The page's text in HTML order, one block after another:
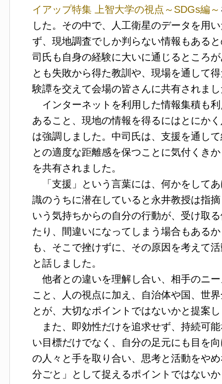
イアップ特集 上智大学の視点～SDGs編～
した。その中で、人工衛星のデータを用
ず、現地調査でしか判らない情報もある
司氏も自身の経験に大いに通じるところ
とも失敗から得た教訓や、現場を通して
験譚を交えて会場の皆さんに共有されま
インターネットを利用した情報集積も
あること、現地の情報を得るにはとにか
は強調しました。中司氏は、支援を通し
との適度な距離感を保つことに気付くき
を共有されました。
「支援」という言葉には、何かをして
識のうちに潜在していると永井教授は指
いう気持ちからの自分の行動が、受け取
たり、間違いになってしまう場合もある
も、そこで挫けずに、その原因を考えて
と話しました。
他者との違いを理解し合い、相手のニ
こと、人の視点に加え、自治体や国、世
とが、大切なポイントではないかと提案
また、即効性だけを追求せず、持続可
い目標だけでなく、自分の足元にも目を
の人々と手を取り合い、思考と活動をや
分ごと」として捉えるポイントではない